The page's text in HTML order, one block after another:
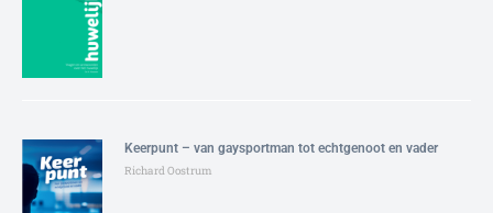
Keerpunt – van gaysportman tot echtgenoot en vader
Richard Oostrum